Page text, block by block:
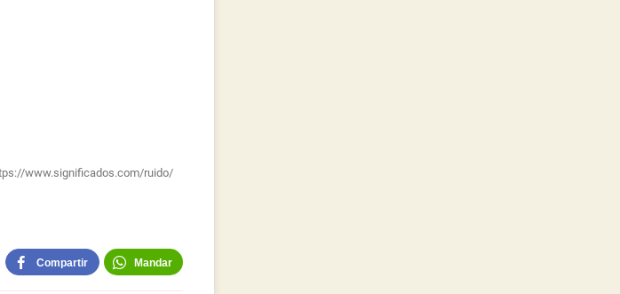
www.significados.com/ruido/
Compartir Mandar